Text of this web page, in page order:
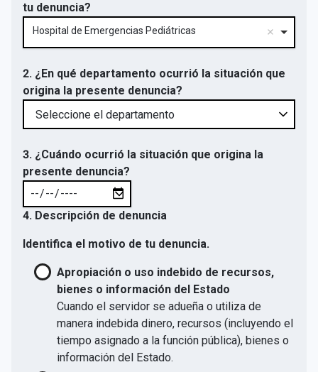
tu denuncia?
Hospital de Emergencias Pediátricas
2. ¿En qué departamento ocurrió la situación que
origina la presente denuncia?
3. ¿Cuándo ocurrió la situación que origina la
presente denuncia?
4. Descripción de denuncia
Identifica el motivo de tu denuncia.
Apropiación o uso indebido de recursos,
bienes o información del Estado
Cuando el servidor se adueña o utiliza de
manera indebida dinero, recursos (incluyendo el
tiempo asignado a la función pública), bienes o
información del Estado.